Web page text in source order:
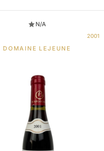
N/A
2001
DOMAINE LEJEUNE